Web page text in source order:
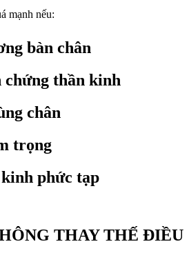
mạnh nếu:
bàn chân
chứng thần kinh
chân
trọng
phức tạp
THAY THẾ ĐIỀU